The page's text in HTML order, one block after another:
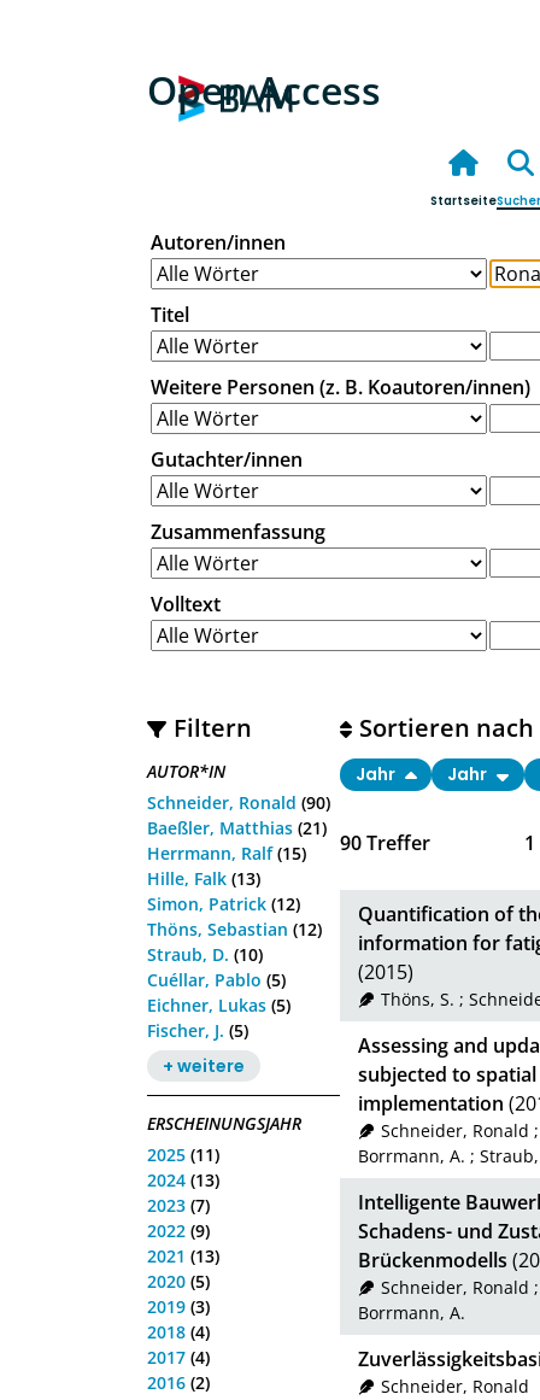
Open Access
Startseite
Autoren/innen
Titel
Weitere Personen (z. B. Koautoren/innen)
Gutachter/innen
Zusammenfassung
Volltext
Filtern
AUTOR*IN
Schneider, Ronald (90)
Baeßler, Matthias (21)
Herrmann, Ralf(15)
Hille, Falk (13)
Simon, Patrick (12)
Thöns, Sebastian (12)
Straub, D. (10)
Cuéllar, Pablo (5)
Eichner, Lukas (5)
Fischer, J. (5)
+ weitere
ERSCHEINUNGSJAHR
2025 (11)
2024 (13)
2023 (7)
2022 (9)
2021 (13)
2020 (5)
2019 (3)
2018 (4)
2017 (4)
2016 (2)
90Treffer 1
Sortieren nach
Jahr Jahr
Quantification of
information for
(2015)
Thöns, S. ;
Assessing and
subjected to
implementation
Schneider, Ronald
Borrmann, A. ;
Intelligente
Schadens- und
Brückenmodells
Schneider, Ronald
Borrmann, A.
Schneider, Ronald